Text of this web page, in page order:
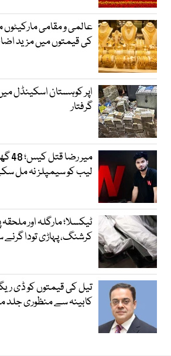
عالمی و مقامی
کی قیمتوں میں مزید
اپر کوہستان اسکینڈل
گرفتار
میر
لیب کو سیمپلز نہ مل
ٹیکسلا؛ مارگلہ اور
کرشنگ، پہاڑی تودا گرنے سے 2مزدور
تیل کی قیمتوں کو ڈی
کابینہ سے منظوری جلد